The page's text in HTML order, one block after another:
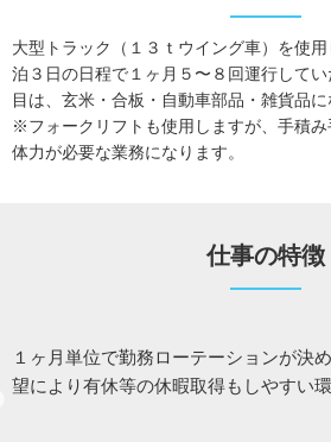
大型トラック（１３ｔウイング車）を使
泊３日の日程で１ヶ月５〜８回運行して
目は、玄米・合板・自動車部品・雑貨品に
※フォークリフトも使用しますが、手積
体力が必要な業務になります。
仕事の特徴
１ヶ月単位で勤務ローテーションが決
望により有休等の休暇取得もしやすい環